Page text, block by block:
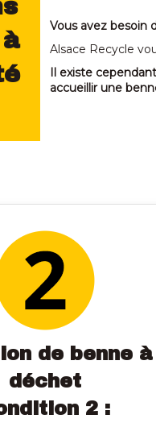
Vous avez besoin
Alsace Recycle
Il existe
accueillir une
de benne à
déchet
2 :